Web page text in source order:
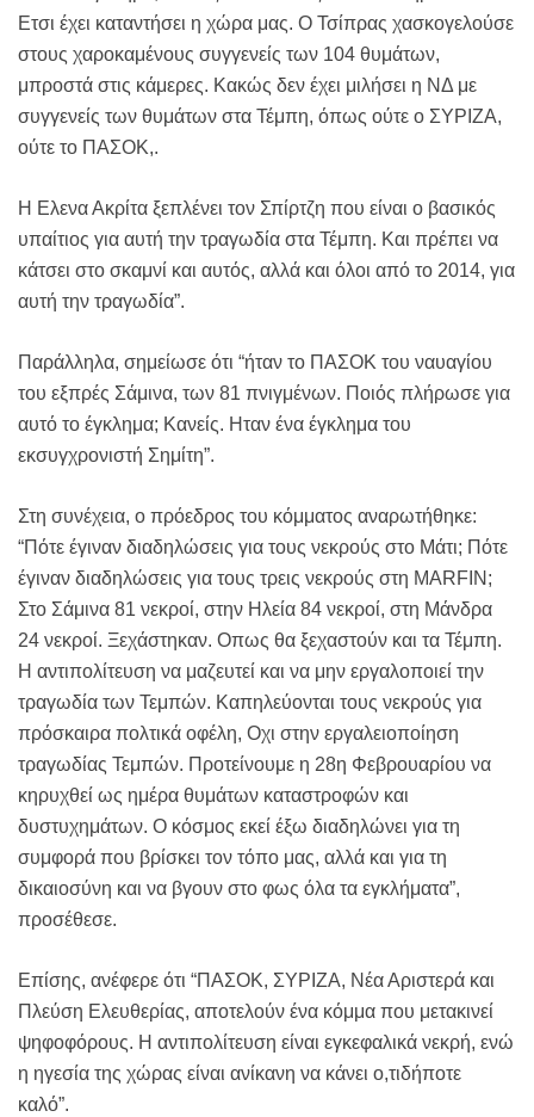
Ετσι έχει καταντήσει η χώρα μας. Ο Τσίπρας χασκογελούσε
στους χαροκαμένους συγγενείς των 104 θυμάτων,
μπροστά στις κάμερες. Κακώς δεν έχει μιλήσει η ΝΔ με
συγγενείς των θυμάτων στα Τέμπη, όπως ούτε ο ΣΥΡΙΖΑ,
ούτε το ΠΑΣΟΚ,.
Η Ελενα Ακρίτα ξεπλένει τον Σπίρτζη που είναι ο βασικός
υπαίτιος για αυτή την τραγωδία στα Τέμπη. Και πρέπει να
κάτσει στο σκαμνί και αυτός, αλλά και όλοι από το 2014, για
αυτή την τραγωδία”.
Παράλληλα, σημείωσε ότι “ήταν το ΠΑΣΟΚ του ναυαγίου
του εξπρές Σάμινα, των 81 πνιγμένων. Ποιός πλήρωσε για
αυτό το έγκλημα; Κανείς. Ηταν ένα έγκλημα του
εκσυγχρονιστή Σημίτη”.
Στη συνέχεια, ο πρόεδρος του κόμματος αναρωτήθηκε:
“Πότε έγιναν διαδηλώσεις για τους νεκρούς στο Μάτι; Πότε
έγιναν διαδηλώσεις για τους τρεις νεκρούς στη MARFIN;
Στο Σάμινα 81 νεκροί, στην Ηλεία 84 νεκροί, στη Μάνδρα
24 νεκροί. Ξεχάστηκαν. Οπως θα ξεχαστούν και τα Τέμπη.
Η αντιπολίτευση να μαζευτεί και να μην εργαλοποιεί την
τραγωδία των Τεμπών. Καπηλεύονται τους νεκρούς για
πρόσκαιρα πολτικά οφέλη, Οχι στην εργαλειοποίηση
τραγωδίας Τεμπών. Προτείνουμε η 28η Φεβρουαρίου να
κηρυχθεί ως ημέρα θυμάτων καταστροφών και
δυστυχημάτων. Ο κόσμος εκεί έξω διαδηλώνει για τη
συμφορά που βρίσκει τον τόπο μας, αλλά και για τη
δικαιοσύνη και να βγουν στο φως όλα τα εγκλήματα”,
προσέθεσε.
Επίσης, ανέφερε ότι “ΠΑΣΟΚ, ΣΥΡΙΖΑ, Νέα Αριστερά και
Πλεύση Ελευθερίας, αποτελούν ένα κόμμα που μετακινεί
ψηφοφόρους. Η αντιπολίτευση είναι εγκεφαλικά νεκρή, ενώ
η ηγεσία της χώρας είναι ανίκανη να κάνει ο,τιδήποτε
καλό”.